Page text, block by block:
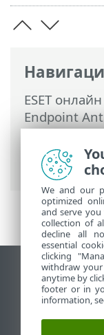
ESET
Endpoint
Antivirus
қарап шығу
журналы
Жұмыс
End of Life
ESET білім
ESET форумы
We and our
optimized
and serve
collection of
decline all
essential
clicking
withdraw your
anytime by
footer or in
information,